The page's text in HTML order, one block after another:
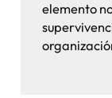
elemento